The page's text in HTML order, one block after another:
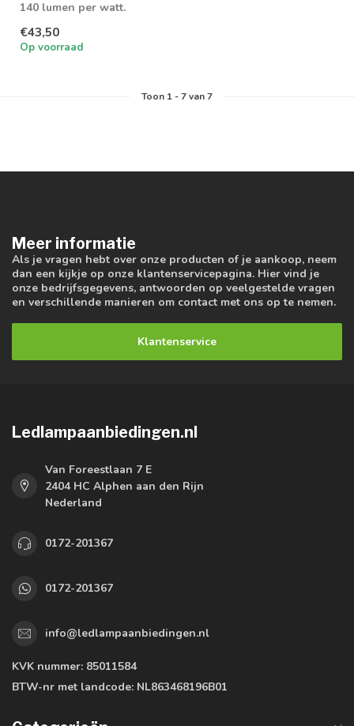
140 lumen per watt.
€43,50
Op voorraad
Toon 1-7van 7
Meer informatie
Als je vragen hebt over onze producten of je aankoop, neem
dan een kijkje op onze klantenservicepagina. Hier vind je
onze bedrijfsgegevens, antwoorden op veelgestelde vragen
en verschillende manieren om contact met ons op te nemen.
Klantenservice
Ledlampaanbiedingen.nl
Van Foreestlaan 7 E
2404 HC Alphen aan den Rijn
Nederland
0172-201367
0172-201367
info@ledlampaanbiedingen.nl
KVK nummer: 85011584
BTW-nr met landcode: NL863468196B01